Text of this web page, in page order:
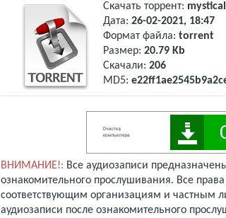
Скачать торрент:
Дата: 26-02-2021, 18:47
Формат файла: torrent
Размер: 20.79 Kb
Скачали: 206
MD5:
ВНИМАНИЕ!: Все аудиозаписи
ознакомительного прослушивания. Все
соответствующим организациям и частным
аудиозаписи после ознакомительного